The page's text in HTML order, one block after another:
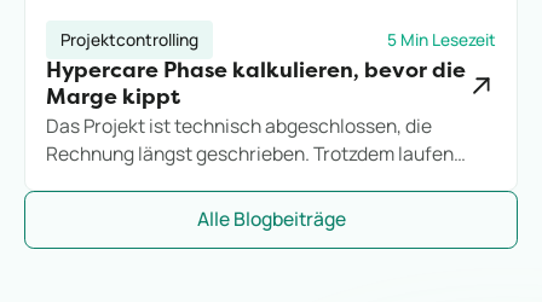
Projektcontrolling 5 Min Lesezeit
Hypercare Phase kalkulieren, bevor die
Marge kippt
Das Projekt ist technisch abgeschlossen, die
Rechnung längst geschrieben. Trotzdem laufen
Hypercare-Phase, bevor sie zum stillen
Alle Blogbeiträge